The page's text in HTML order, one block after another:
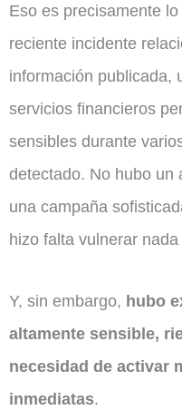
Eso es precisamente
reciente incidente
información publicada,
servicios financieros
sensibles durante
detectado. No hubo un
una campaña
hizo falta vulnerar
Y, sin embargo, hubo
altamente sensible,
necesidad de activar
inmediatas.